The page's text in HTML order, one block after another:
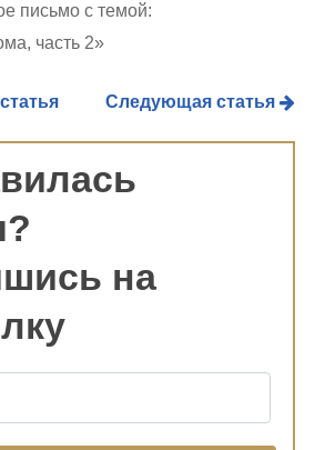
письмо с темой:
часть 2»
Следующая статья
на